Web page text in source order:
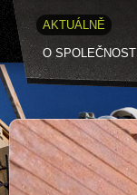
AKTUÁLNĚ
O SPOLEČNOSTI